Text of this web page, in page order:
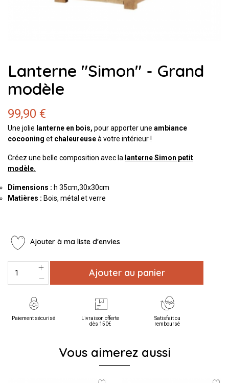
Lanterne "Simon" - Grand
modèle
99,90 €
Une jolie lanterne en bois, pour apporter une ambiance
cocooning et chaleureuseà votre intérieur !
Créez une belle composition avec la lanterne Simon petit
modèle.
Dimensions : h 35cm,30x30cm
Matières : Bois, métal et verre
Ajouter à ma liste d'envies
Ajouter au panier
Paiement sécurisé
Livraison offerte
dès 150€
Satisfait ou
remboursé
Vous aimerez aussi